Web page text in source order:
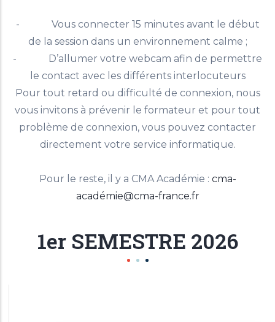
- Vous connecter 15 minutes avant le début
de la session dans un environnement calme ;
- D’allumer votre webcam afin de permettre
le contact avec les différents interlocuteurs
Pour tout retard ou difficulté de connexion, nous
vous invitons à prévenir le formateur et pour tout
problème de connexion, vous pouvez contacter
directement votre service informatique.
Pour le reste, il y a CMA Académie : cma-
académie@cma-france.fr
1er SEMESTRE 2026